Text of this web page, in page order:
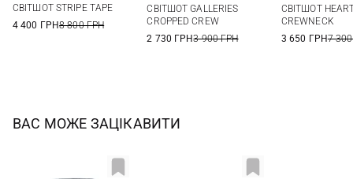
СВІТШОТ STRIPE TAPE
4 400 ГРН8 800 ГРН
СВІТШОТ GALLERIES
CROPPED CREW
2 730 ГРН3 900 ГРН
СВІТШОТ
CREWNECK
3 650 ГРН7
ВАС МОЖЕ ЗАЦІКАВИТИ